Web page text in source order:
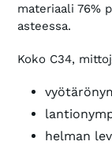
materiaali 76%
asteessa.
Koko C34,
helman